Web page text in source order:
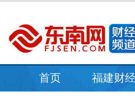
首页 福建财